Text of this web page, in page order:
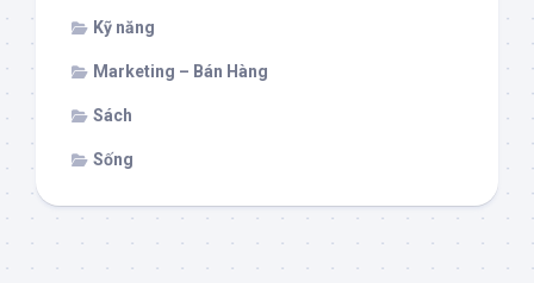
Kỹ năng
Marketing – Bán Hàng
Sách
Sống